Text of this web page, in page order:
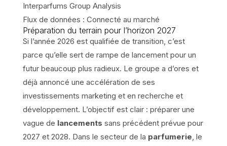
Interparfums Group Analysis
Flux de données : Connecté au marché
Préparation du terrain pour l’horizon 2027
Si l’année 2026 est qualifiée de transition, c’est
parce qu’elle sert de rampe de lancement pour un
futur beaucoup plus radieux. Le groupe a d’ores et
déjà annoncé une accélération de ses
investissements marketing et en recherche et
développement. L’objectif est clair : préparer une
vague de lancements sans précédent prévue pour
2027 et 2028. Dans le secteur de la parfumerie , le